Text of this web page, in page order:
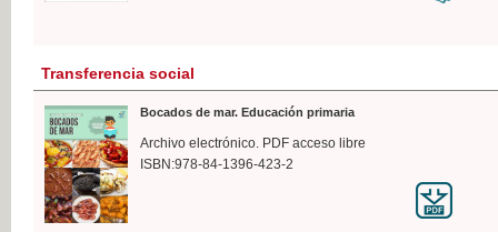
Transferencia social
Bocados de mar. Educación primaria
Archivo electrónico. PDF acceso libre
ISBN:978-84-1396-423-2